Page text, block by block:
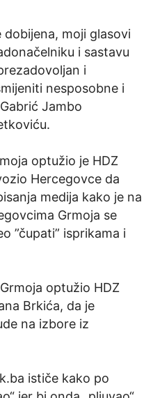
dobijena, moji glasovi
i sastavu
i
nesposobne i
Jambo
optužio je HDZ
Hercegovce da
medija kako je na
Grmoja se
”čupati” isprikama i
optužio HDZ
Brkića, da je
na izbore iz
ističe kako po